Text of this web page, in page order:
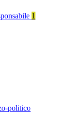
1
politico